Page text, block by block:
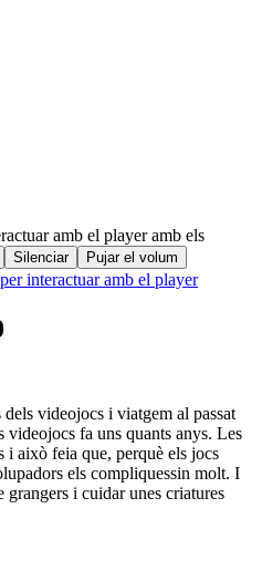
amb el player amb els
Silenciar
Pujar el volum
interactuar amb el player
videojocs i viatgem al passat
fa uns quants anys. Les
i això feia que, perquè els jocs
els compliquessin molt. I
i cuidar unes criatures